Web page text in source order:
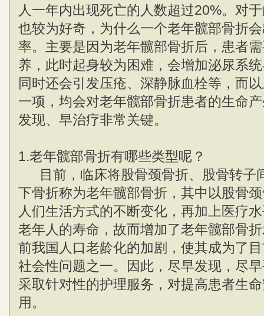
人一年内出现死亡的人数超过20%。对
也较为好奇，为什么一个老年髋部骨折
率。主要是因为老年髋部骨折后，患者
养，此时起身较为困难，会增加泌尿系
同时还会引发压疮、深静脉血栓等，而
一项，均会对老年髋部骨折患者的生命
发现、早治疗非常关键。
1.老年髋部骨折有哪些类型呢？
目前，临床将股骨颈骨折、股骨转子
下骨折称为老年髋部骨折，其中以股骨
人们生活方式的不断变化，再加上医疗
老年人的寿命，故而增加了老年髋部骨
前我国人口老龄化的加剧，使其成为了
社会性问题之一。因此，尽早发现，尽
采取针对性的护理服务，对提高患者生
用。